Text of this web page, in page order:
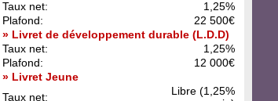
Taux net:
1,25%
Plafond:
22 500€
» Livret de développement durable (L.D.D)
Taux net:
1,25%
Plafond:
12 000€
» Livret Jeune
Taux net:
Libre (1,25%